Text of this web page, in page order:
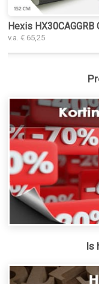
Hexis HX30CAGGRB
v.a. € 65,25
Is